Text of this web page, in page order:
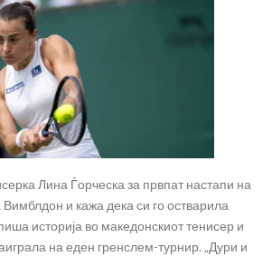
Лина Ѓорческа за првпат настапи на
Вимблдон и кажа дека си го остварила
историја во македонскиот тенисер и
на еден гренслем-турнир. „Дури и